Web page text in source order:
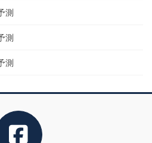
測
測
測